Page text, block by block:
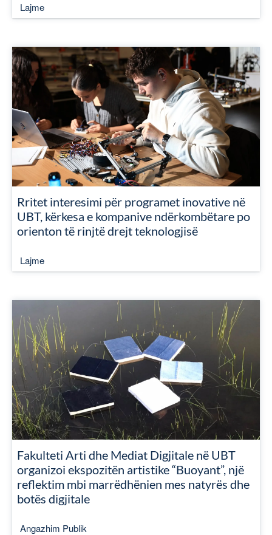
Lajme
Rritet interesimi për programet inovative në
UBT, kërkesa e kompanive ndërkombëtare po
orienton të rinjtë drejt teknologjisë
Lajme
Fakulteti Arti dhe Mediat Digjitale në UBT
organizoi ekspozitën artistike “Buoyant”, një
reflektim mbi marrëdhënien mes natyrës dhe
botës digjitale
Angazhim Publik